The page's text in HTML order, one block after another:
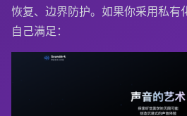
恢复、边界防护。如果你采用私有
自己满足：